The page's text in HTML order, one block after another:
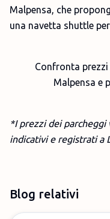
Malpensa, che
una navetta shuttle
Confronta
Malpensa e
*I prezzi dei parcheggi
indicativi e registrati a
Blog relativi